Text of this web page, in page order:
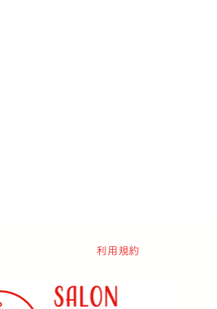
利用規約